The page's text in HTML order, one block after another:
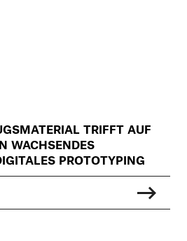
TRIFFT AUF
WACHSENDES
PROTOTYPING